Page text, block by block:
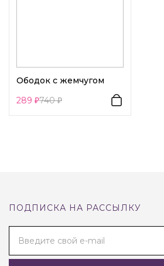
Ободок с жемчугом
289
740
ПОДПИСКА НА РАССЫЛКУ
Введите свой e-mail